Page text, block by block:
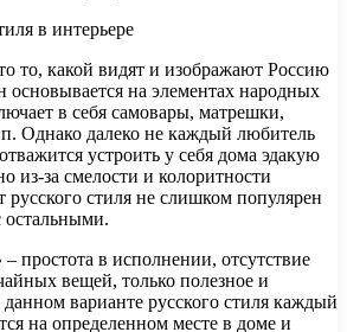
в интерьере
то, какой видят и изображают Россию
на элементах народных
в себя самовары, матрешки,
Однако далеко не каждый любитель
устроить у себя дома эдакую
из-за смелости и колоритности
русского стиля не слишком популярен
– простота в исполнении, отсутствие
вещей, только полезное и
варианте русского стиля каждый
на определенном месте в доме и